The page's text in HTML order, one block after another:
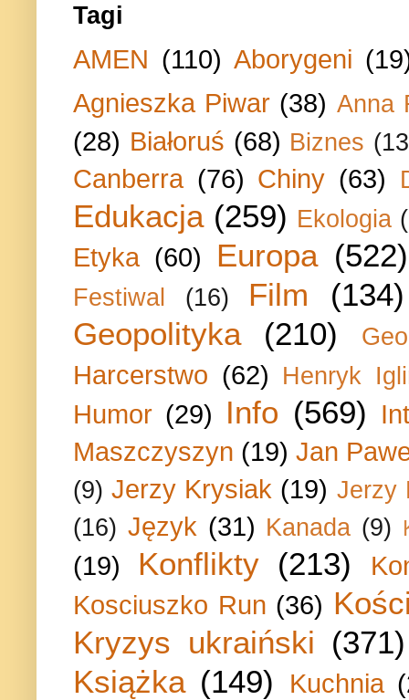
Tagi
AMEN (110) Aborygeni
Agnieszka Piwar (38) Anna
(28) Białoruś (68) Biznes
Canberra (76) Chiny (63)
Edukacja (259) Ekologia
Etyka (60) Europa (522)
Festiwal (16) Film
(134)
Geopolityka
(210)
Harcerstwo (62) Henryk
Humor (29) Info (569)
Maszczyszyn (19) Jan
(9) Jerzy Krysiak (19) Jerzy
(16) Język (31) Kanada (9)
(19) Konflikty (213)
Kosciuszko Run (36)
Kryzys ukraiński (371)
Książka (149) Kuchnia